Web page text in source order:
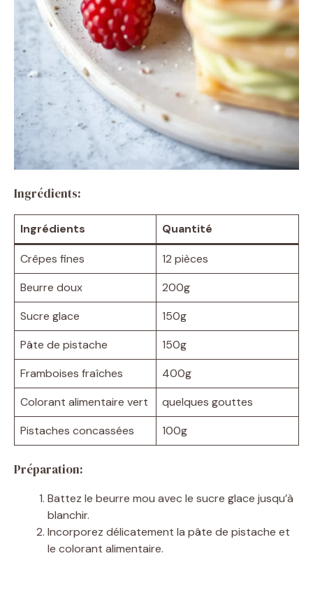
Ingrédients:
Ingrédients Quantité
Crêpes fines
12 pièces
Beurre doux
200g
Sucre glace
150g
Pâte de pistache
150g
Framboises fraîches
400g
Colorant alimentaire vert
quelques gouttes
Pistaches concassées
100g
Préparation:
Battez le beurre mou avec le sucre glace jusqu’à
blanchir.
Incorporez délicatement la pâte de pistache et
le colorant alimentaire.